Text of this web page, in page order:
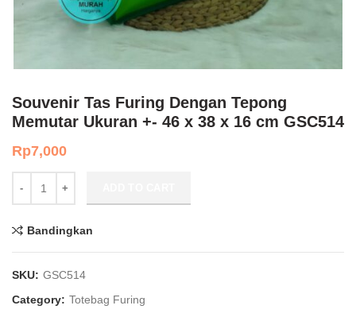
Souvenir Tas Furing Dengan Tepong
Memutar Ukuran +- 46 x 38 x 16 cm GSC514
Rp7,000
Bandingkan
SKU: GSC514
Category: Totebag Furing